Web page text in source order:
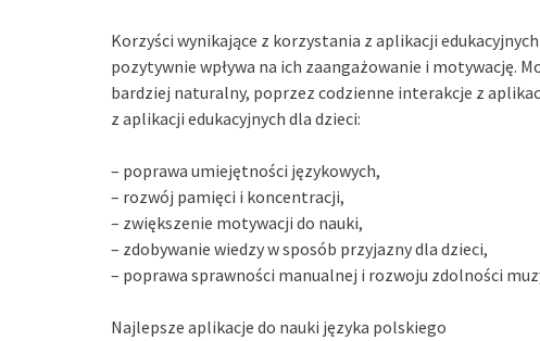
Korzyści wynikające z korzystania z aplikacji
pozytywnie wpływa na ich zaangażowanie i motywację.
bardziej naturalny, poprzez codzienne interakcje z
z aplikacji edukacyjnych dla dzieci:
– poprawa umiejętności językowych,
– rozwój pamięci i koncentracji,
– zwiększenie motywacji do nauki,
– zdobywanie wiedzy w sposób przyjazny dla dzieci,
– poprawa sprawności manualnej i rozwoju zdolności
Najlepsze aplikacje do nauki języka polskiego